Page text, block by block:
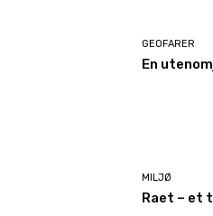
GEOFARER
En
MILJØ
Raet – et